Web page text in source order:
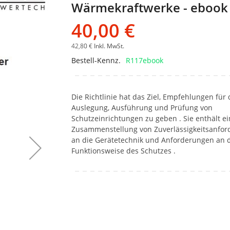
Bildgalerie
Wärmekraftwerke - ebook
40,00 €
42,80 € Inkl. MwSt.
Bestell-Kennz. R117ebook
Die Richtlinie hat das Ziel, Empfehlungen für
Auslegung, Ausführung und Prüfung von
Schutzeinrichtungen zu geben . Sie enthält
Zusammenstellung von
an die Gerätetechnik und Anforderungen an
Funktionsweise des Schutzes .